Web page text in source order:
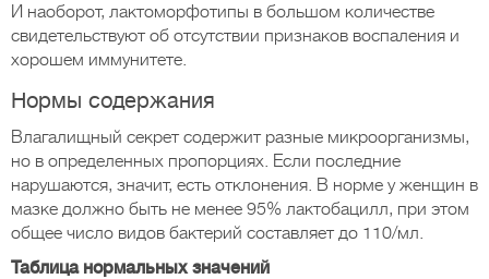
И наоборот, лактоморфотипы в большом количестве
свидетельствуют об отсутствии признаков воспаления и
хорошем иммунитете.
Нормы содержания
Влагалищный секрет содержит разные микроорганизмы,
но в определенных пропорциях. Если последние
нарушаются, значит, есть отклонения. В норме у женщин в
мазке должно быть не менее 95% лактобацилл, при этом
общее число видов бактерий составляет до 110/мл.
Таблица нормальных значений